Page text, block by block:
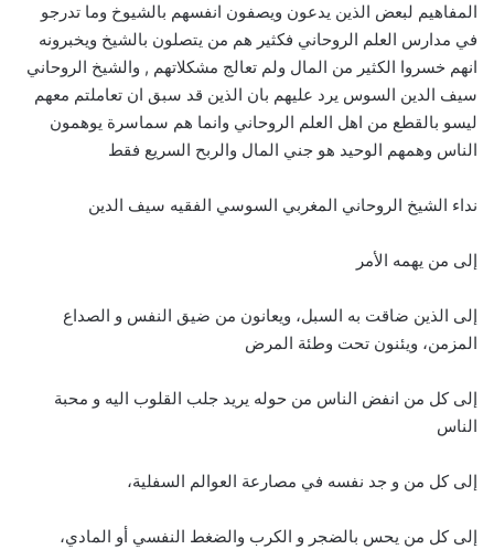
المفاهيم لبعض الذين يدعون ويصفون انفسهم بالشيوخ وما تدرجو
في مدارس العلم الروحاني فكثير هم من يتصلون بالشيخ ويخبرونه
انهم خسروا الكثير من المال ولم تعالج مشكلاتهم , والشيخ الروحاني
سيف الدين السوس يرد عليهم بان الذين قد سبق ان تعاملتم معهم
ليسو بالقطع من اهل العلم الروحاني وانما هم سماسرة يوهمون
الناس وهمهم الوحيد هو جني المال والربح السريع فقط
نداء الشيخ الروحاني المغربي السوسي الفقيه سيف الدين
إلى من يهمه الأمر
إلى الذين ضاقت به السبل، ويعانون من ضيق النفس و الصداع
المزمن، ويئنون تحت وطئة المرض
إلى كل من انفض الناس من حوله يريد جلب القلوب اليه و محبة
الناس
إلى كل من و جد نفسه في مصارعة العوالم السفلية،
إلى كل من يحس بالضجر و الكرب والضغط النفسي أو المادي،